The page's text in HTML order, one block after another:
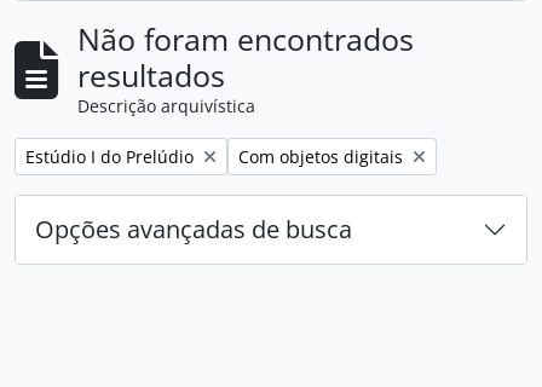
Não foram encontrados
resultados
Descrição arquivística
Remover filtro:
Estúdio I do Prelúdio Remover filtro:
Com objetos digitais
Opções avançadas de busca